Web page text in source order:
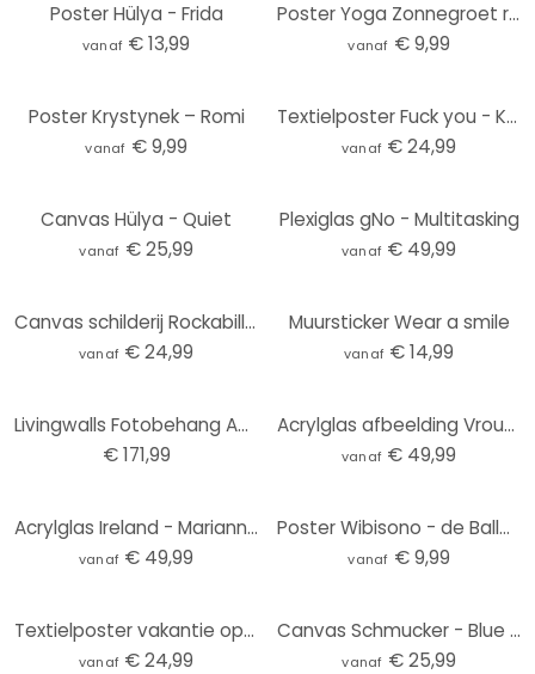
Poster Hülya - Frida
vanaf € 13,99
Poster Yoga Zonnegroet roze | roségoud - Manovski
vanaf € 9,99
Poster Krystynek – Romi
vanaf € 9,99
Textielposter Fuck you - Koffie met sigaret | Feminisme - Oltmanns
vanaf € 24,99
Canvas Hülya - Quiet
vanaf € 25,99
Plexiglas gNo - Multitasking
vanaf € 49,99
Canvas schilderij Rockabilly Girl: Not your girl - Oltmanns
vanaf € 24,99
Muursticker Wear a smile
vanaf € 14,99
Livingwalls Fotobehang ARTist Acryl Lady
€ 171,99
Acrylglas afbeelding Vrouw met zwart gestreepte jurk - Müller
vanaf € 49,99
Acrylglas Ireland - Marianna
vanaf € 49,99
Poster Wibisono - de Ballerina
vanaf € 9,99
Textielposter vakantie op het balkon - Tomljanovic
vanaf € 24,99
Canvas Schmucker - Blue Room
vanaf € 25,99